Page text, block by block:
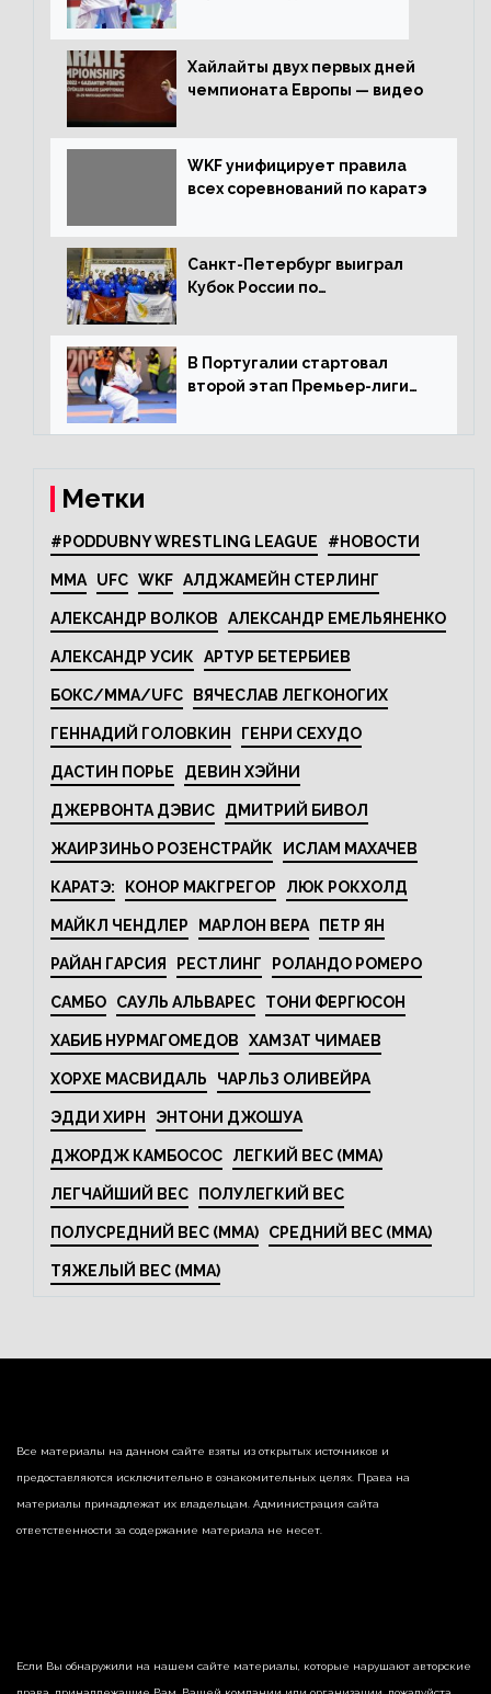
Хайлайты двух первых дней
чемпионата Европы — видео
WKF унифицирует правила
всех соревнований по каратэ
Санкт-Петербург выиграл
Кубок России по
В Португалии стартовал
второй этап Премьер-лиги
Метки
#PODDUBNY WRESTLING LEAGUE #НОВОСТИ
MMA UFC WKF АЛДЖАМЕЙН СТЕРЛИНГ
АЛЕКСАНДР ВОЛКОВ АЛЕКСАНДР ЕМЕЛЬЯНЕНКО
АЛЕКСАНДР УСИК АРТУР БЕТЕРБИЕВ
БОКС/MMA/UFC ВЯЧЕСЛАВ ЛЕГКОНОГИХ
ГЕННАДИЙ ГОЛОВКИН ГЕНРИ СЕХУДО
ДАСТИН ПОРЬЕ ДЕВИН ХЭЙНИ
ДЖЕРВОНТА ДЭВИС ДМИТРИЙ БИВОЛ
ЖАИРЗИНЬО РОЗЕНСТРАЙК ИСЛАМ МАХАЧЕВ
КАРАТЭ: КОНОР МАКГРЕГОР ЛЮК РОКХОЛД
МАЙКЛ ЧЕНДЛЕР МАРЛОН ВЕРА ПЕТР ЯН
РАЙАН ГАРСИЯ РЕСТЛИНГ РОЛАНДО РОМЕРО
САМБО САУЛЬ АЛЬВАРЕС ТОНИ ФЕРГЮСОН
ХАБИБ НУРМАГОМЕДОВ ХАМЗАТ ЧИМАЕВ
ХОРХЕ МАСВИДАЛЬ ЧАРЛЬЗ ОЛИВЕЙРА
ЭДДИ ХИРН ЭНТОНИ ДЖОШУА
ДЖОРДЖ КАМБОСОС ЛЕГКИЙ ВЕС (MMA)
ЛЕГЧАЙШИЙ ВЕС ПОЛУЛЕГКИЙ ВЕС
ПОЛУСРЕДНИЙ ВЕС (MMA) СРЕДНИЙ ВЕС (MMA)
ТЯЖЕЛЫЙ ВЕС (MMA)
Все материалы на данном сайте взяты из открытых источников и
предоставляются исключительно в ознакомительных целях. Права на
материалы принадлежат их владельцам. Администрация сайта
ответственности за содержание материала не несет.
Если Вы обнаружили на нашем сайте материалы, которые нарушают авторские